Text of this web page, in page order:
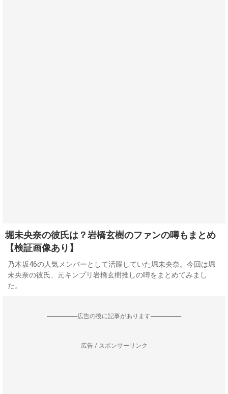
堀未央奈の彼氏は？岩橋玄樹のファンの噂もまとめ
【検証画像あり】
乃木坂46の人気メンバーとして活躍していた堀未央奈。今回は堀
未央奈の彼氏、元キンプリ岩橋玄樹推しの噂をまとめてみまし
た。
--------------------広告の後に記事があります--------------------
広告 / スポンサーリンク